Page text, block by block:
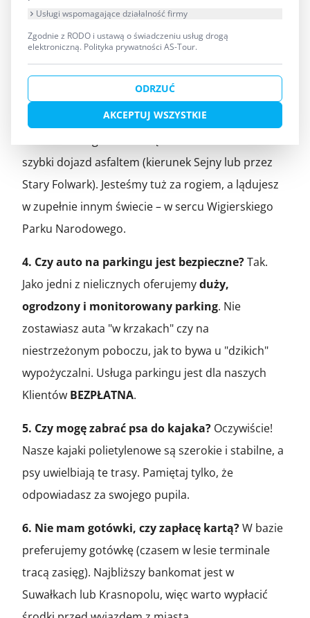
rzeki niesie Cię sam. To prawdziwy relaks, a nie
siłownia. Dodatkowo płyniesz w tunelu drzew
(cieniu), co w upalne dni w Suwałkach jest
3. Ile realnie zajmie mi dojazd z centrum
szybki dojazd asfaltem (kierunek Sejny lub przez
Stary Folwark). Jesteśmy tuż za rogiem, a lądujesz
w zupełnie innym świecie – w sercu Wigierskiego
Parku Narodowego.
4. Czy auto na parkingu jest bezpieczne?Tak.
Jako jedni z nielicznych oferujemyduży,
ogrodzony i monitorowany parking. Nie
zostawiasz auta "w krzakach" czy na
niestrzeżonym poboczu, jak to bywa u "dzikich"
wypożyczalni. Usługa parkingu jest dla naszych
Klientów BEZPŁATNA.
5. Czy mogę zabrać psa do kajaka? Oczywiście!
Nasze kajaki polietylenowe są szerokie i stabilne, a
psy uwielbiają te trasy. Pamiętaj tylko, że
odpowiadasz za swojego pupila.
6. Nie mam gotówki, czy zapłacę kartą?W bazie
preferujemy gotówkę (czasem w lesie terminale
tracą zasięg). Najbliższy bankomat jest w
Suwałkach lub Krasnopolu, więc warto wypłacić
Usługi wspomagające działalność firmy
Zgodnie z RODO i ustawą o świadczeniu usług drogą
elektroniczną. Polityka prywatności AS-Tour.
ODRZUĆ
AKCEPTUJ WSZYSTKIE